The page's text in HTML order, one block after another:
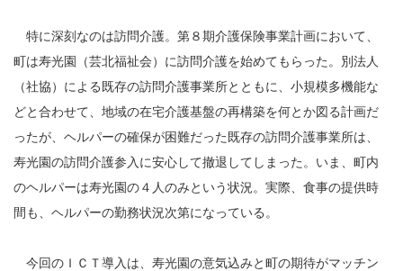
特に深刻なのは訪問介護。第８期介護保険事業計画において、
町は寿光園（芸北福祉会）に訪問介護を始めてもらった。別法人
（社協）による既存の訪問介護事業所とともに、小規模多機能な
どと合わせて、地域の在宅介護基盤の再構築を何とか図る計画だ
ったが、ヘルパーの確保が困難だった既存の訪問介護事業所は、
寿光園の訪問介護参入に安心して撤退してしまった。いま、町内
のヘルパーは寿光園の４人のみという状況。実際、食事の提供時
間も、ヘルパーの勤務状況次第になっている。
今回のＩＣＴ導入は、寿光園の意気込みと町の期待がマッチン